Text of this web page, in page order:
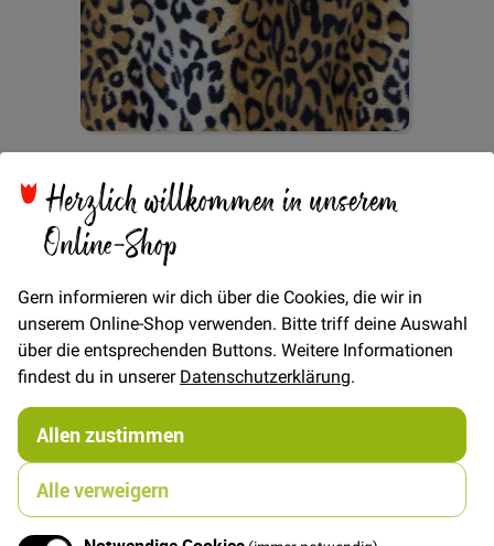
Herzlich willkommen in unserem
Online-Shop
Gern informieren wir dich über die Cookies, die wir in
unserem Online-Shop verwenden. Bitte triff deine Auswahl
über die entsprechenden Buttons. Weitere Informationen
findest du in unsererDatenschutzerklärung.
Allen zustimmen
Alle verweigern
der
Bildgalerie
springen
Kunstfell Tier Leopard -
Braun/Beige
Verfügbarkeit Auf Lager
12,00 €
€/METER(Freie Eingabe)